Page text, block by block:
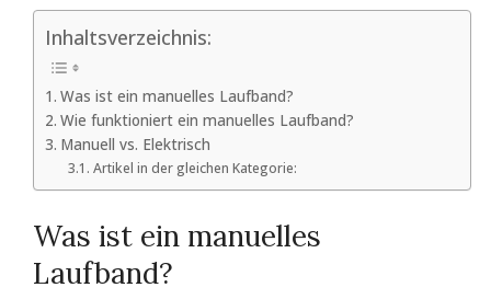
Inhaltsverzeichnis:
Was ist ein manuelles Laufband?
Wie funktioniert ein manuelles Laufband?
Manuell vs. Elektrisch
Artikel in der gleichen Kategorie:
Was ist ein manuelles
Laufband?